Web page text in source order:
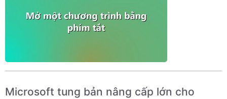
Microsoft tung bản nâng cấp lớn cho